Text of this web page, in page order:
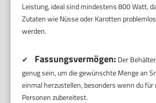
Leistung, ideal sind mindestens 800 Watt,
Zutaten wie Nüsse oder Karotten
werden.
✔ Fassungsvermögen: Der
genug sein, um die gewünschte Menge an
einmal herzustellen, besonders wenn du
Personen zubereitest.